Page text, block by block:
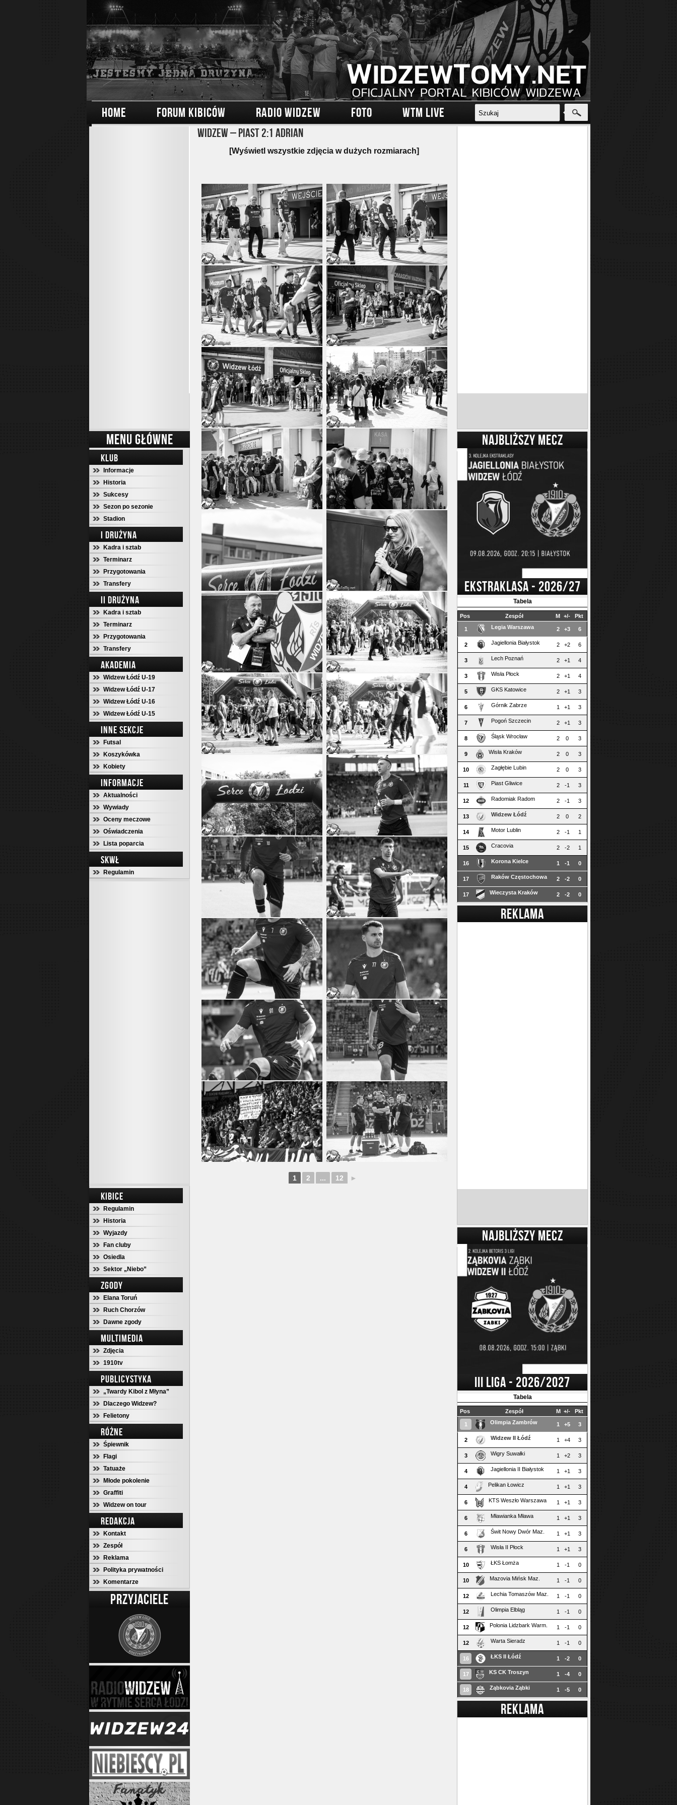
HOME FORUM KIBICÓW RADIO WIDZEW FOTO WTM LIVE
MENU GŁÓWNE
KLUB
Informacje
Historia
Sukcesy
Sezon po sezonie
Stadion
I DRUŻYNA
Kadra i sztab
Terminarz
Przygotowania
Transfery
II DRUŻYNA
Kadra i sztab
Terminarz
Przygotowania
Transfery
AKADEMIA
Widzew Łódź U-19
Widzew Łódź U-17
Widzew Łódź U-16
Widzew Łódź U-15
INNE SEKCJE
Futsal
Koszykówka
Kobiety
INFORMACJE
Aktualności
Wywiady
Oceny meczowe
Oświadczenia
Lista poparcia
SKWŁ
Regulamin
KIBICE
Regulamin
Historia
Wyjazdy
Fan cluby
Osiedla
Sektor „Niebo”
ZGODY
Elana Toruń
Ruch Chorzów
Dawne zgody
MULTIMEDIA
Zdjęcia
1910tv
PUBLICYSTYKA
„Twardy Kibol z Młyna”
Dlaczego Widzew?
Felietony
RÓŻNE
Śpiewnik
Flagi
Tatuaże
Młode pokolenie
Graffiti
Widzew on tour
REDAKCJA
Kontakt
Zespół
Reklama
Polityka prywatności
Komentarze
PRZYJACIELE
Widzew – Piast 2:1 Adrian
[Wyświetl wszystkie zdjęcia w dużych rozmiarach]
1 2 ... 12 ►
NAJBLIŻSZY MECZ
EKSTRAKLASA - 2026/27
Tabela
Pos Zespół M +/- Pkt
1 Legia Warszawa 2 +3 6
2 Jagiellonia Białystok 2 +2 6
3 Lech Poznań 2 +1 4
3 Wisła Płock 2 +1 4
5 GKS Katowice 2 +1 3
6 Górnik Zabrze 1 +1 3
7 Pogoń Szczecin 2 +1 3
8 Śląsk Wrocław 2 0 3
9 Wisła Kraków 2 0 3
10 Zagłębie Lubin 2 0 3
11 Piast Gliwice 2 -1 3
12 Radomiak Radom 2 -1 3
13 Widzew Łódź 2 0 2
14 Motor Lublin 2 -1 1
15 Cracovia 2 -2 1
16 Korona Kielce 1 -1 0
17 Raków Częstochowa 2 -2 0
17 Wieczysta Kraków 2 -2 0
REKLAMA
NAJBLIŻSZY MECZ
III LIGA - 2026/2027
Tabela
Pos Zespół M +/- Pkt
1 Olimpia Zambrów 1 +5 3
2 Widzew II Łódź 1 +4 3
3 Wigry Suwałki 1 +2 3
4 Jagiellonia II Białystok 1 +1 3
4 Pelikan Łowicz 1 +1 3
6 KTS Weszło Warszawa 1 +1 3
6 Mławianka Mława 1 +1 3
6 Świt Nowy Dwór Maz. 1 +1 3
6 Wisła II Płock 1 +1 3
10 ŁKS Łomża 1 -1 0
10 Mazovia Mińsk Maz. 1 -1 0
12 Lechia Tomaszów Maz. 1 -1 0
12 Olimpia Elbląg 1 -1 0
12 Polonia Lidzbark Warm. 1 -1 0
12 Warta Sieradz 1 -1 0
16 ŁKS II Łódź 1 -2 0
17 KS CK Troszyn 1 -4 0
18 Ząbkovia Ząbki 1 -5 0
REKLAMA